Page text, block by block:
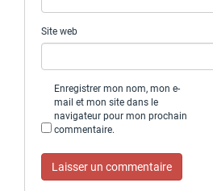
Site web
Enregistrer mon nom, mon e-
mail et mon site dans le
navigateur pour mon prochain
commentaire.